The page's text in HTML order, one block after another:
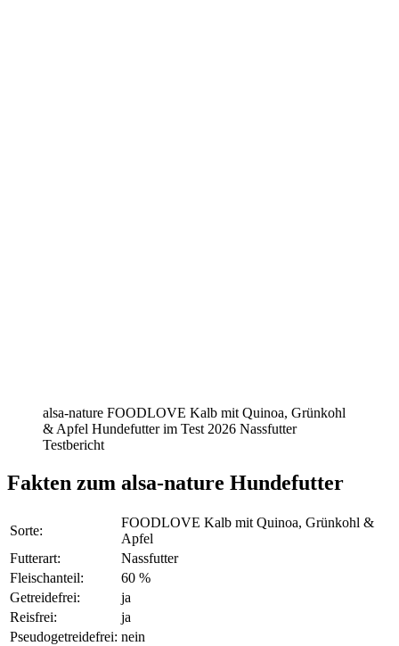
alsa-nature FOODLOVE Kalb mit Quinoa, Grünkohl
& Apfel Hundefutter im Test 2026 Nassfutter
Testbericht
Fakten zum alsa-nature Hundefutter
Sorte:
FOODLOVE Kalb mit Quinoa, Grünkohl &
Apfel
Futterart:
Nassfutter
Fleischanteil:
60 %
Getreidefrei:
ja
Reisfrei:
ja
Pseudogetreidefrei: nein